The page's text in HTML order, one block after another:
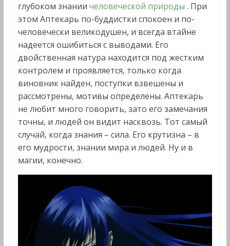
глубоком знании человеческой природы . При
этом Аптекарь по-буддистки спокоен и по-
человечески великодушен, и всегда втайне
надеется ошибиться с выводами. Его
двойственная натура находится под жестким
контролем и проявляется, только когда
виновник найден, поступки взвешены и
рассмотрены, мотивы определены. Аптекарь
не любит много говорить, зато его замечания
точны, и людей он видит насквозь. Тот самый
случай, когда знания – сила. Его крутизна – в
его мудрости, знании мира и людей. Ну и в
магии, конечно.